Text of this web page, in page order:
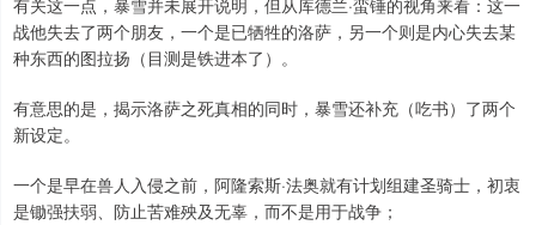
有关这一点，暴雪并未展开说明，但从库德兰·蛮锤的视角来看：这一
战他失去了两个朋友，一个是已牺牲的洛萨，另一个则是内心失去某
种东西的图拉扬（目测是铁进本了）。
有意思的是，揭示洛萨之死真相的同时，暴雪还补充（吃书）了两个
新设定。
一个是早在兽人入侵之前，阿隆索斯·法奥就有计划组建圣骑士，初衷
是锄强扶弱、防止苦难殃及无辜，而不是用于战争；